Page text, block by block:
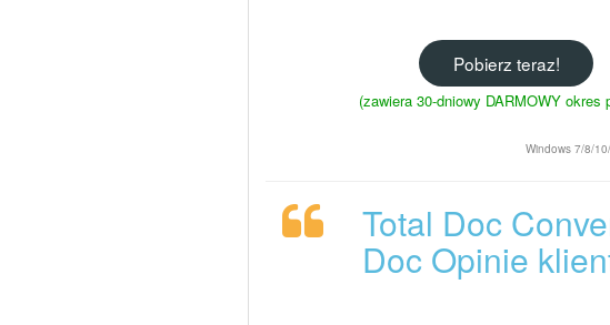
Pobierz teraz!
(zawiera 30-dniowy DARMOWY okres
Windows 7/8/
Total Doc
Doc Opinie